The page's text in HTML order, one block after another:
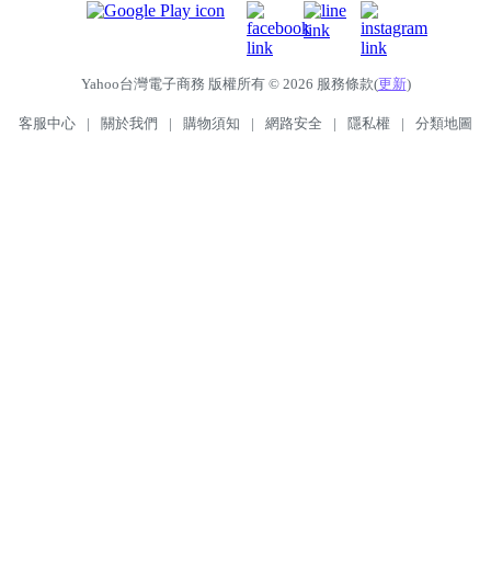
Yahoo台灣電子商務 版權所有 © 2026 服務條款(更新)
客服中心 | 關於我們 | 購物須知 | 網路安全 | 隱私權 | 分類地圖